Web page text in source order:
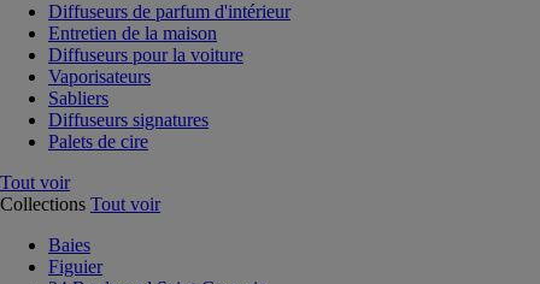
Diffuseurs de parfum d'intérieur
Entretien de la maison
Diffuseurs pour la voiture
Vaporisateurs
Sabliers
Diffuseurs signatures
Palets de cire
Tout voir
Collections Tout voir
Baies
Figuier